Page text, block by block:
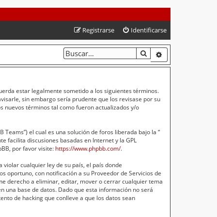
Identificarse
Registrarse
BUSCAR
estar legalmente sometido a los siguientes términos.
sin embargo sería prudente que los revisase por su
nuevos términos tal como fueron actualizados y/o
Teams”) el cual es una solución de foros liberada bajo la “
facilita discusiones basadas en Internet y la GPL
por favor visite: https://www.phpbb.com/.
cualquier ley de su país, el país donde
oportuno, con notificación a su Proveedor de Servicios de
derecho a eliminar, editar, mover o cerrar cualquier tema
base de datos. Dado que esta información no será
de hacking que conlleve a que los datos sean